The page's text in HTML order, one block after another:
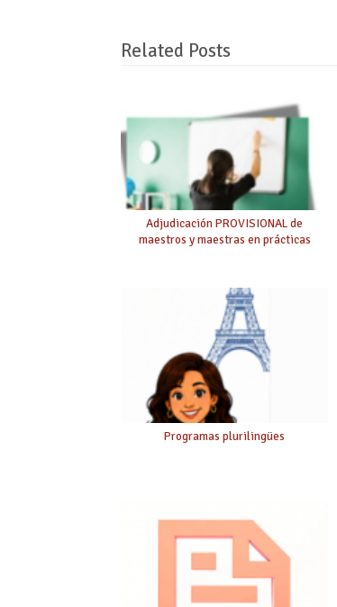
Related Posts
Adjudicación PROVISIONAL de
maestros y maestras en prácticas
Programas plurilingües